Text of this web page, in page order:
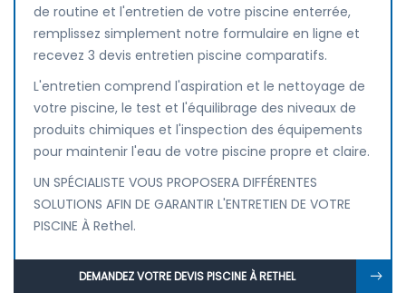
de routine et l'entretien de votre piscine enterrée,
remplissez simplement notre formulaire en ligne et
recevez 3 devis entretien piscine comparatifs.
L'entretien comprend l'aspiration et le nettoyage de
votre piscine, le test et l'équilibrage des niveaux de
produits chimiques et l'inspection des équipements
pour maintenir l'eau de votre piscine propre et claire.
UN SPÉCIALISTE VOUS PROPOSERA DIFFÉRENTES
SOLUTIONS AFIN DE GARANTIR L'ENTRETIEN DE VOTRE
PISCINE À Rethel.
DEMANDEZ VOTRE DEVIS PISCINE À RETHEL